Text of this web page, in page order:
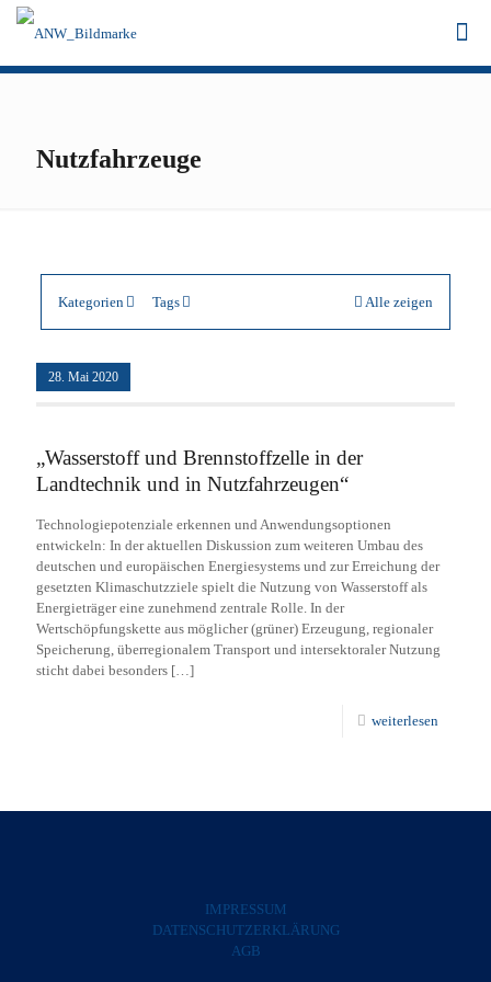
Nutzfahrzeuge
Kategorien Tags Alle zeigen
28. Mai 2020
„Wasserstoff und Brennstoffzelle in der
Landtechnik und in Nutzfahrzeugen“
Technologiepotenziale erkennen und Anwendungsoptionen
entwickeln: In der aktuellen Diskussion zum weiteren Umbau des
deutschen und europäischen Energiesystems und zur Erreichung der
gesetzten Klimaschutzziele spielt die Nutzung von Wasserstoff als
Energieträger eine zunehmend zentrale Rolle. In der
Wertschöpfungskette aus möglicher (grüner) Erzeugung, regionaler
Speicherung, überregionalem Transport und intersektoraler Nutzung
sticht dabei besonders […]
weiterlesen
IMPRESSUM
DATENSCHUTZERKLÄRUNG
AGB